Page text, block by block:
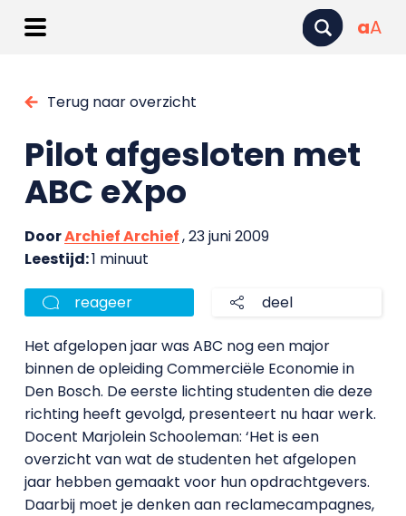
aA
Terug naar overzicht
Pilot afgesloten met
ABC eXpo
DoorArchief Archief, 23 juni 2009
Leestijd:1 minuut
reageer deel
Het afgelopen jaar was ABC nog een major
binnen de opleiding Commerciële Economie in
Den Bosch. De eerste lichting studenten die deze
richting heeft gevolgd, presenteert nu haar werk.
Docent Marjolein Schooleman: ‘Het is een
overzicht van wat de studenten het afgelopen
jaar hebben gemaakt voor hun opdrachtgevers.
Daarbij moet je denken aan reclamecampagnes,